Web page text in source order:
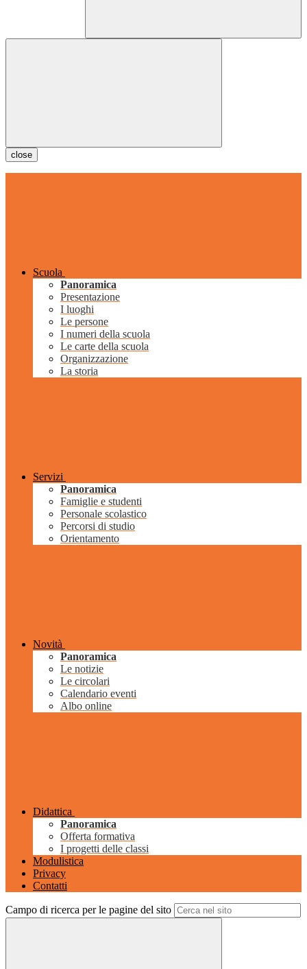
close
Scuola
Panoramica
Presentazione
I luoghi
Le persone
I numeri della scuola
Le carte della scuola
Organizzazione
La storia
Servizi
Panoramica
Famiglie e studenti
Personale scolastico
Percorsi di studio
Orientamento
Novità
Panoramica
Le notizie
Le circolari
Calendario eventi
Albo online
Didattica
Panoramica
Offerta formativa
I progetti delle classi
Modulistica
Privacy
Contatti
Campo di ricerca per le pagine del sito